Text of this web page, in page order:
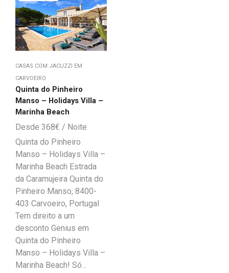
CASAS COM JACUZZI EM
CARVOEIRO
Quinta do Pinheiro
Manso – Holidays Villa –
Marinha Beach
368€
Quinta do Pinheiro
Manso – Holidays Villa –
Marinha Beach Estrada
da Caramujeira Quinta do
Pinheiro Manso, 8400-
403 Carvoeiro, Portugal
Tem direito a um
desconto Genius em
Quinta do Pinheiro
Manso – Holidays Villa –
Marinha Beach! Só...